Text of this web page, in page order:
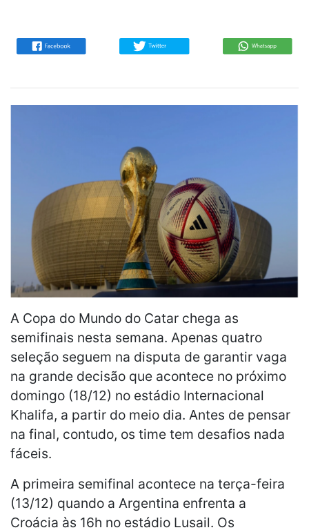
A Copa do Mundo do Catar chega as
semifinais nesta semana. Apenas quatro
seleção seguem na disputa de garantir vaga
na grande decisão que acontece no próximo
domingo (18/12) no estádio Internacional
Khalifa, a partir do meio dia. Antes de pensar
na final, contudo, os time tem desafios nada
fáceis.
A primeira semifinal acontece na terça-feira
(13/12) quando a Argentina enfrenta a
Croácia às 16h no estádio Lusail. Os